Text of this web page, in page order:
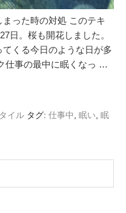
った時の対処 このテキ
日。桜も開花しました。
くる今日のような日が多
仕事の最中に眠くなっ …
イル タグ: 仕事中, 眠い, 眠